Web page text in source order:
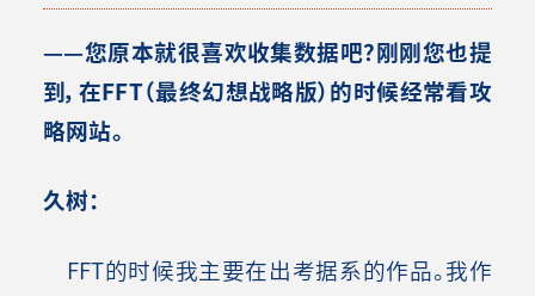
——您原本就很喜欢收集数据吧？刚刚您也提
到，在FFT（最终幻想战略版）的时候经常看攻
略网站。
久树：
FFT的时候我主要在出考据系的作品。我作